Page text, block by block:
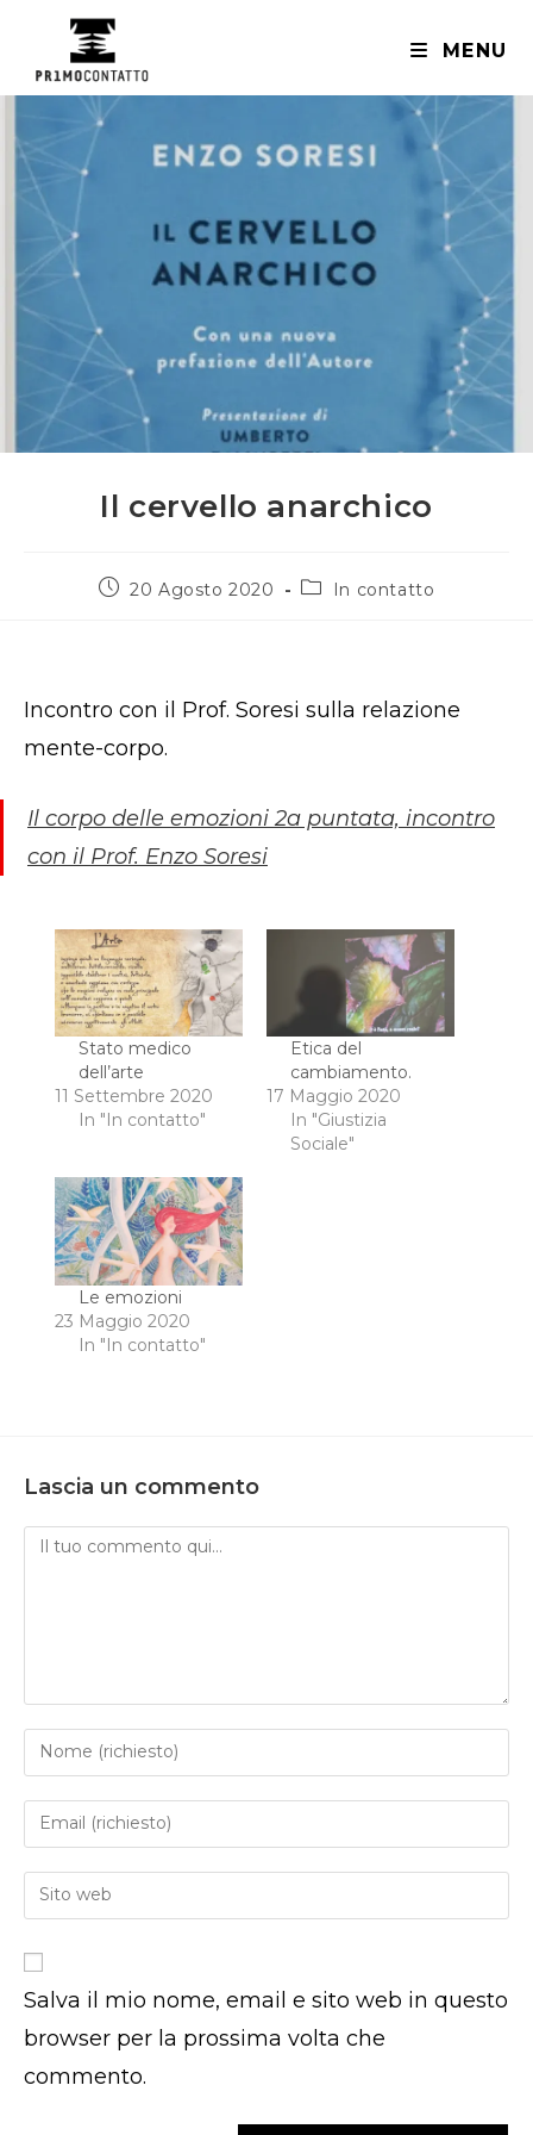
contenuto
MENU
Il cervello anarchico
Articolo
20 Agosto 2020
Categoria
In contatto
Incontro con il Prof. Soresi sulla relazione
mente-corpo.
Il corpo delle emozioni 2a puntata, incontro
con il Prof. Enzo Soresi
Stato medico
dell’arte
11 Settembre 2020
In "In contatto"
Etica del
cambiamento.
17 Maggio 2020
In "Giustizia
Sociale"
Le emozioni
23 Maggio 2020
In "In contatto"
Lascia un commento
Commento
Inserisci
il
tuo
nome
nome
utente
per
Inserisci
il
tuo
indirizzo
commentare
Inserisci
l'URL
sito
web
(facoltativo)
Salva il mio nome, email e sito web in questo
browser per la prossima volta che
commento.